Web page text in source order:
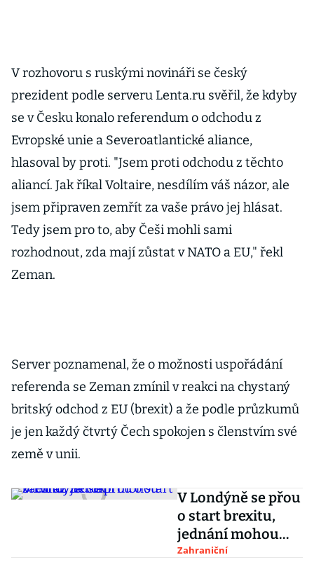
V rozhovoru s ruskými novináři se český
prezident podle serveru Lenta.ru svěřil, že kdyby
se v Česku konalo referendum o odchodu z
Evropské unie a Severoatlantické aliance,
hlasoval by proti. "Jsem proti odchodu z těchto
aliancí. Jak říkal Voltaire, nesdílím váš názor, ale
jsem připraven zemřít za vaše právo jej hlásat.
Tedy jsem pro to, aby Češi mohli sami
rozhodnout, zda mají zůstat v NATO a EU," řekl
Zeman.
Server poznamenal, že o možnosti uspořádání
referenda se Zeman zmínil v reakci na chystaný
britský odchod z EU (brexit) a že podle průzkumů
je jen každý čtvrtý Čech spokojen s členstvím své
země v unii.
V Londýně se přou
o start brexitu,
jednání mohou
začít až za rok
Zahraniční